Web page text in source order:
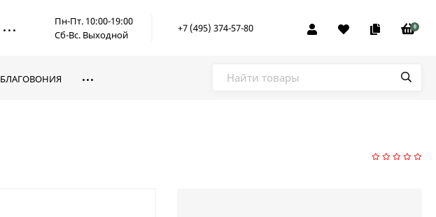
Пн-Пт. 10:00-19:00
Сб-Вс. Выходной
+7 (495) 374-57-80 0
БЛАГОВОНИЯ